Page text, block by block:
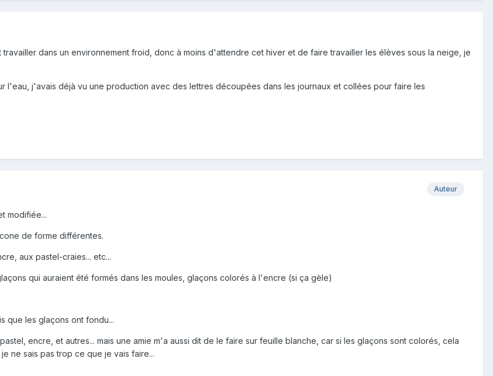
dans un environnement froid, donc à moins d'attendre cet hiver et de faire travailler les élèves sous la neige, je
l'eau, j'avais déjà vu une production avec des lettres découpées dans les journaux et collées pour faire les
Auteur
modifiée...
de forme différentes.
aux pastel-craies... etc...
qui auraient été formés dans les moules, glaçons colorés à l'encre (si ça gèle)
que les glaçons ont fondu...
encre, et autres... mais une amie m'a aussi dit de le faire sur feuille blanche, car si les glaçons sont colorés, cela
ne sais pas trop ce que je vais faire...